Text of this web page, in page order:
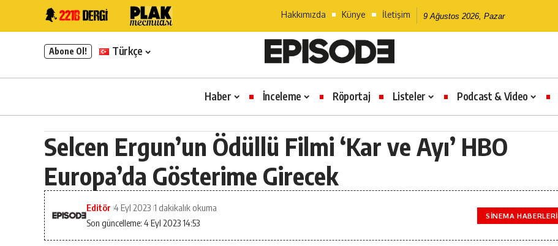
Hakkımızda Künye İletişim 9 Ağustos 2026, Pazar
Abone Ol! Türkçe
Haber İnceleme Röportaj Listeler Podcast & Video
Selcen Ergun’un Ödüllü Filmi ‘Kar ve Ayı’ HBO
Europa’da Gösterime Girecek
Son güncelleme: 4 Eyl 2023 14:53
Editör 4 Eyl 2023 1 dakikalık okuma
SINEMA HABERLERI